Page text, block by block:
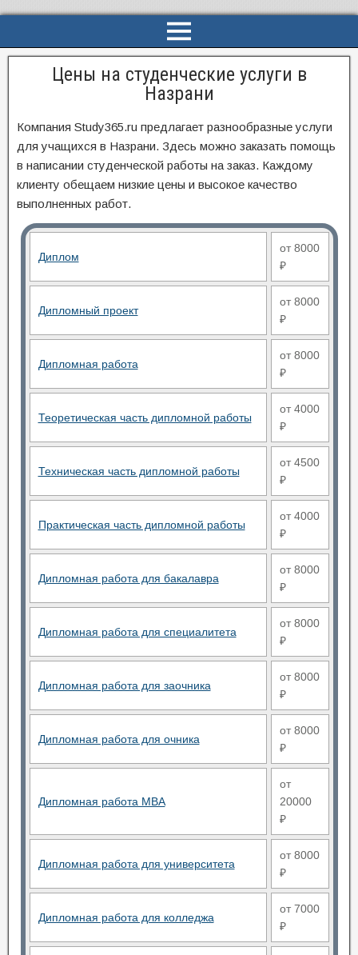
Цены на студенческие услуги в
Назрани
Компания Study365.ru предлагает разнообразные услуги
для учащихся в Назрани. Здесь можно заказать помощь
в написании студенческой работы на заказ. Каждому
клиенту обещаем низкие цены и высокое качество
выполненных работ.
Диплом
от 8000
₽
Дипломный проект
от 8000
₽
Дипломная работа
от 8000
₽
Теоретическая часть дипломной работы
от 4000
₽
Техническая часть дипломной работы
от 4500
₽
Практическая часть дипломной работы
от 4000
₽
Дипломная работа для бакалавра
от 8000
₽
Дипломная работа для специалитета
от 8000
₽
Дипломная работа для заочника
от 8000
₽
Дипломная работа для очника
от 8000
₽
Дипломная работа MBA
от
20000
₽
Дипломная работа для университета
от 8000
₽
Дипломная работа для колледжа
от 7000
₽